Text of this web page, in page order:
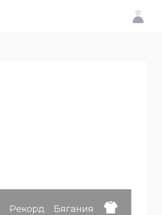
Рекорд Бягания